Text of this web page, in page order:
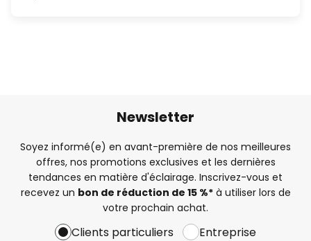
Newsletter
Soyez informé(e) en avant-première de nos meilleures
offres, nos promotions exclusives et les dernières
tendances en matière d'éclairage. Inscrivez-vous et
recevez un bon de réduction de 15 %*à utiliser lors de
votre prochain achat.
Clients particuliers Entreprise